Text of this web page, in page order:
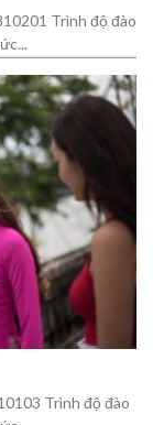
Trình độ đào
Trình độ đào